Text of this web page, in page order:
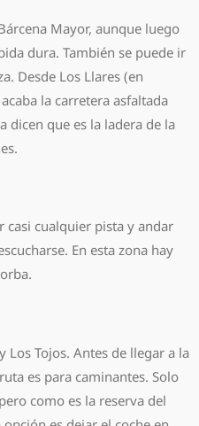
Mayor, aunque luego
dura. También se puede ir
Desde Los Llares (en
la carretera asfaltada
dicen que es la ladera de la
casi cualquier pista y andar
En esta zona hay
Los Tojos. Antes de llegar a la
es para caminantes. Solo
como es la reserva del